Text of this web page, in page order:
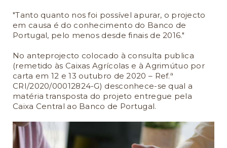
"Tanto quanto nos foi possível apurar, o projecto
em causa é do conhecimento do Banco de
Portugal, pelo menos desde finais de 2016."
No anteprojecto colocado à consulta publica
(remetido às Caixas Agrícolas e à Agrimútuo por
carta em 12 e 13 outubro de 2020 – Ref.ª
CRI/2020/00012824-G) desconhece-se qual a
matéria transposta do projeto entregue pela
Caixa Central ao Banco de Portugal.